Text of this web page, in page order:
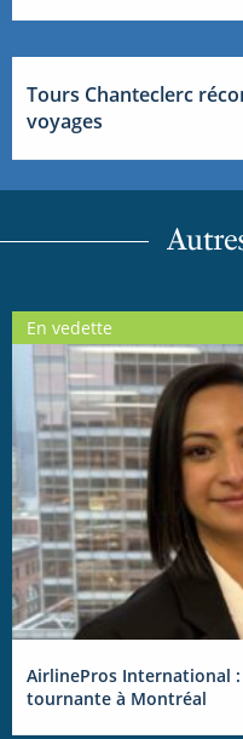
Tours Chanteclerc
voyages
En vedette
AirlinePros International
tournante à Montréal